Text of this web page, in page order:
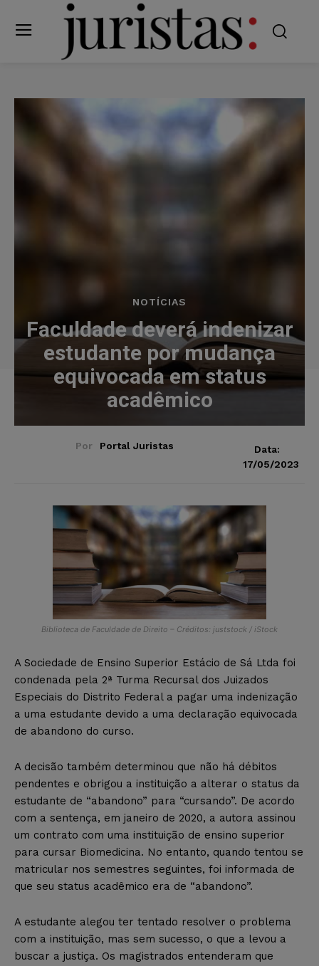
NOTÍCIAS
Faculdade deverá indenizar
estudante por mudança
equivocada em status
acadêmico
Por Portal Juristas
Data:
17/05/2023
Biblioteca de Faculdade de Direito – Créditos: juststock / iStock
A Sociedade de Ensino Superior Estácio de Sá Ltda foi
condenada pela 2ª Turma Recursal dos Juizados
Especiais do Distrito Federal a pagar uma indenização
a uma estudante devido a uma declaração equivocada
de abandono do curso.
A decisão também determinou que não há débitos
pendentes e obrigou a instituição a alterar o status da
estudante de “abandono” para “cursando”. De acordo
com a sentença, em janeiro de 2020, a autora assinou
um contrato com uma instituição de ensino superior
para cursar Biomedicina. No entanto, quando tentou se
matricular nos semestres seguintes, foi informada de
que seu status acadêmico era de “abandono”.
A estudante alegou ter tentado resolver o problema
com a instituição, mas sem sucesso, o que a levou a
buscar a justiça. Os magistrados entenderam que